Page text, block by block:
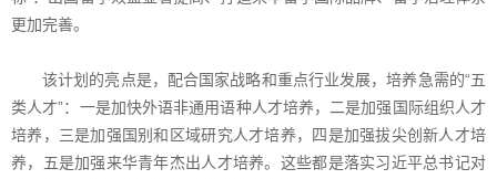
更加完善。
该计划的亮点是，配合国家战略和重点行业发展，培养急需的“五
类人才”：一是加快外语非通用语种人才培养，二是加强国际组织人才
培养，三是加强国别和区域研究人才培养，四是加强拔尖创新人才培
养，五是加强来华青年杰出人才培养。这些都是落实习近平总书记对